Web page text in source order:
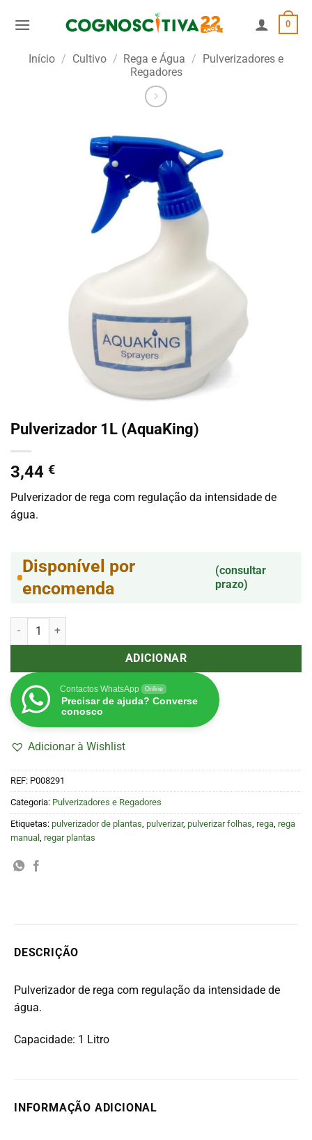
0
Início / Cultivo / Rega e Água / Pulverizadores e
Regadores
Pulverizador 1L (AquaKing)
3,44 €
Pulverizador de rega com regulação da intensidade de
água.
Disponível por
encomenda
(consultar
prazo)
Quantidade de Pulverizador 1L (AquaKing)
ADICIONAR
Contactos WhatsApp Online
Precisar de ajuda? Converse
conosco
Adicionar à Wishlist
REF: P008291
Categoria: Pulverizadores e Regadores
Etiquetas: pulverizador de plantas pulverizar, pulverizar folhas rega rega
manual regar plantas
DESCRIÇÃO
Pulverizador de rega com regulação da intensidade de
água.
Capacidade: 1 Litro
INFORMAÇÃO ADICIONAL